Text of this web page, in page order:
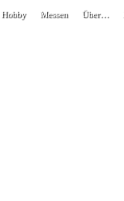
Messen Über…